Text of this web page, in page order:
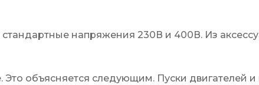
напряжения 230В и 400В. Из
объясняется следующим. Пуски двигателей